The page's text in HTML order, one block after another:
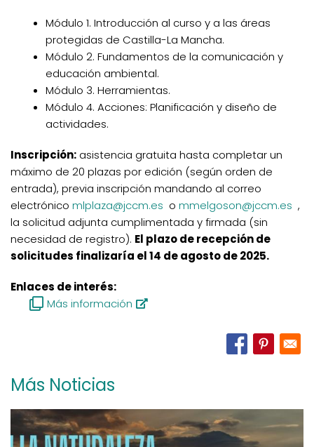
Módulo 1. Introducción al curso y a las áreas
protegidas de Castilla-La Mancha.
Módulo 2. Fundamentos de la comunicación y
educación ambiental.
Módulo 3. Herramientas.
Módulo 4. Acciones: Planificación y diseño de
actividades.
Inscripción: asistencia gratuita hasta completar un
máximo de 20 plazas por edición (según orden de
entrada), previa inscripción mandando al correo
electrónico mlplaza@jccm.es o mmelgoson@jccm.es ,
la solicitud adjunta cumplimentada y firmada (sin
necesidad de registro). El plazo de recepción de
solicitudes finalizaría el 14 de agosto de 2025.
Enlaces de interés:
Más información
Más Noticias